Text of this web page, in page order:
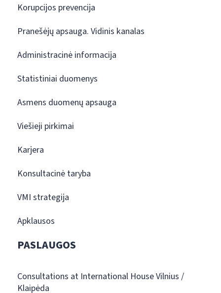
Korupcijos prevencija
Pranešėjų apsauga. Vidinis kanalas
Administracinė informacija
Statistiniai duomenys
Asmens duomenų apsauga
Viešieji pirkimai
Karjera
Konsultacinė taryba
VMI strategija
Apklausos
PASLAUGOS
Consultations at International House Vilnius /
Klaipėda